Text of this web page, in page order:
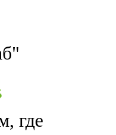
где